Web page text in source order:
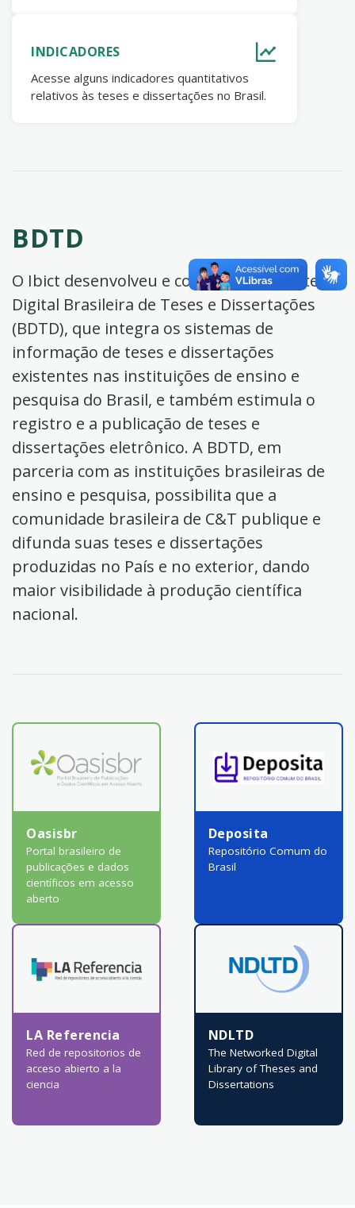
INDICADORES
Acesse alguns indicadores quantitativos
relativos às teses e dissertações no Brasil.
BDTD
O Ibict desenvolveu e coordena a Biblioteca
Digital Brasileira de Teses e Dissertações
(BDTD), que integra os sistemas de
informação de teses e dissertações
existentes nas instituições de ensino e
pesquisa do Brasil, e também estimula o
registro e a publicação de teses e
dissertações eletrônico. A BDTD, em
parceria com as instituições brasileiras de
ensino e pesquisa, possibilita que a
comunidade brasileira de C&T publique e
difunda suas teses e dissertações
produzidas no País e no exterior, dando
maior visibilidade à produção científica
nacional.
Oasisbr
Portal brasileiro de
publicações e dados
científicos em acesso
aberto
Deposita
Repositório Comum do
Brasil
LA Referencia
Red de repositorios de
acceso abierto a la
ciencia
NDLTD
The Networked Digital
Library of Theses and
Dissertations